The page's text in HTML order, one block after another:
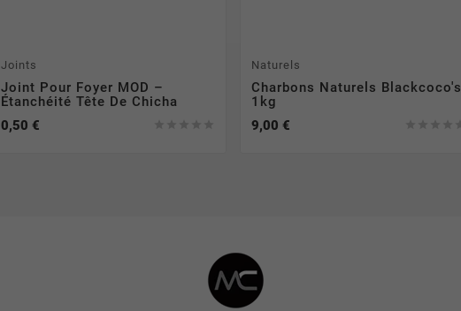
Joints
Joint Pour Foyer MOD –
Étanchéité Tête De Chicha
0,50 €
Naturels
Charbons Naturels Blackcoco's
1kg
9,00 €